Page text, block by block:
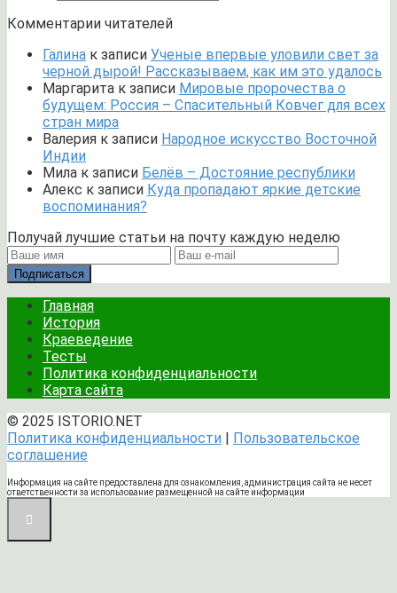
Комментарии читателей
Галина к записи Ученые впервые уловили свет за
черной дырой! Рассказываем, как им это удалось
Маргарита к записи Мировые пророчества о
будущем: Россия – Спасительный Ковчег для всех
стран мира
Валерия к записи Народное искусство Восточной
Индии
Мила к записи Белёв – Достояние республики
Алекс к записи Куда пропадают яркие детские
воспоминания?
Получай лучшие статьи на почту каждую неделю
Подписаться
Главная
История
Краеведение
Тесты
Политика конфиденциальности
Карта сайта
© 2025 ISTORIO.NET
Политика конфиденциальности | Пользовательское
соглашение
Информация на сайте предоставлена для ознакомления, администрация сайта не несет
ответственности за использование размещенной на сайте информации